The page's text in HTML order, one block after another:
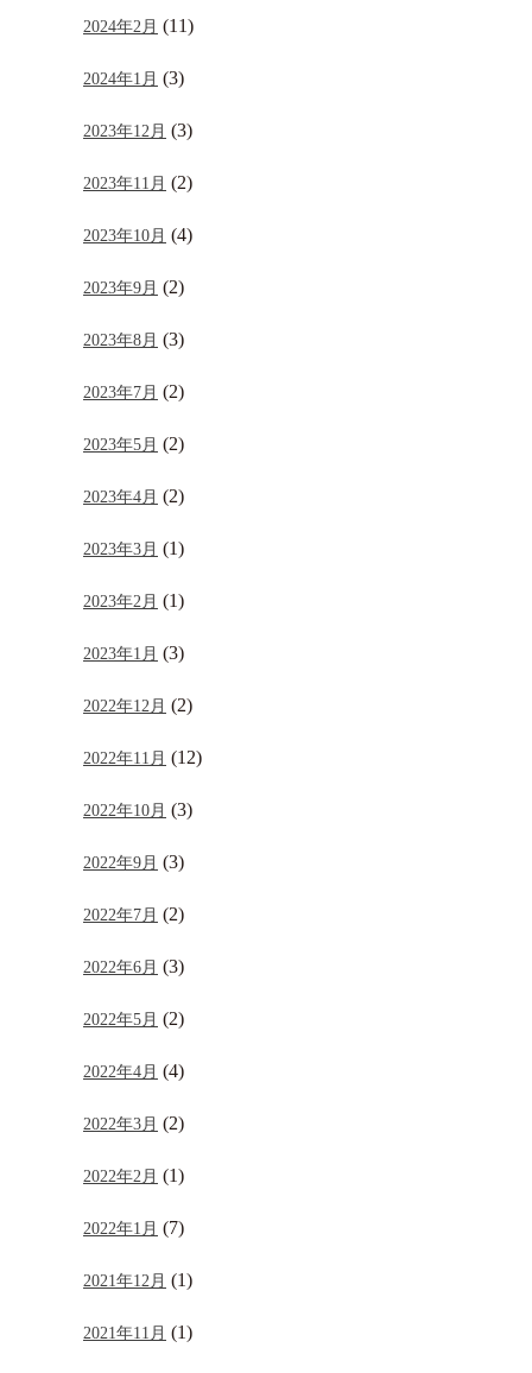
2024年2月 (11)
2024年1月 (3)
2023年12月 (3)
2023年11月 (2)
2023年10月 (4)
2023年9月 (2)
2023年8月 (3)
2023年7月 (2)
2023年5月 (2)
2023年4月 (2)
2023年3月 (1)
2023年2月 (1)
2023年1月 (3)
2022年12月 (2)
2022年11月 (12)
2022年10月 (3)
2022年9月 (3)
2022年7月 (2)
2022年6月 (3)
2022年5月 (2)
2022年4月 (4)
2022年3月 (2)
2022年2月 (1)
2022年1月 (7)
2021年12月 (1)
2021年11月 (1)